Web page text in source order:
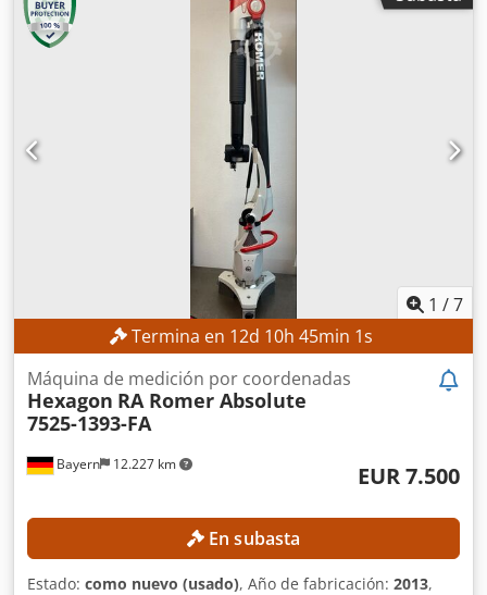
1 /7
Termina en 12d 10h 44min 59s
Bayern 12.227 km
Máquina de medición por coordenadas
Hexagon RA Romer Absolute
7525-1393-FA
EUR 7.500
En subasta
Estado: como nuevo (usado), Año de fabricación: 2013,